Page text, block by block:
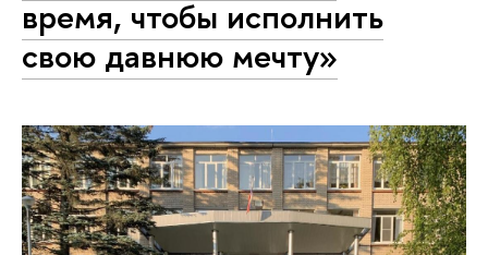
время, чтобы исполнить
свою давнюю мечту»